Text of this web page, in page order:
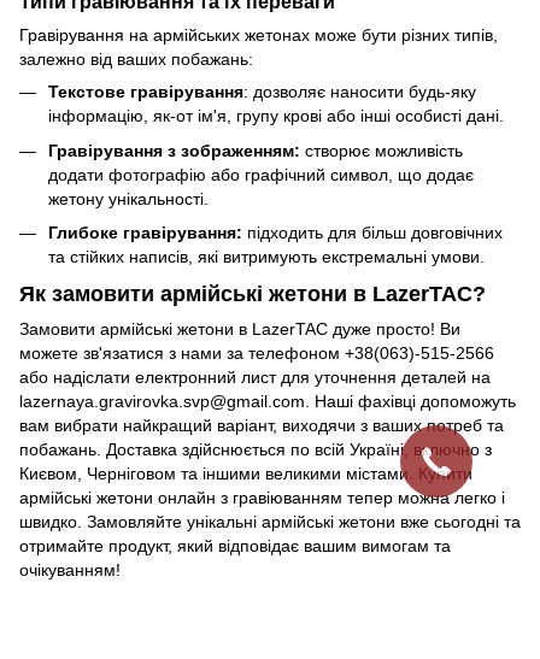
Гравірування на армійських жетонах може бути різних типів,
залежно від ваших побажань:
Текстове гравірування: дозволяє наносити будь-яку
інформацію, як-от ім'я, групу крові або інші особисті дані.
Гравірування з зображенням: створює можливість
додати фотографію або графічний символ, що додає
жетону унікальності.
Глибоке гравірування: підходить для більш довговічних
та стійких написів, які витримують екстремальні умови.
Як замовити армійські жетони в LazerTAC?
Замовити армійські жетони в LazerTAC дуже просто! Ви
можете зв'язатися з нами за телефоном +38(063)-515-2566
або надіслати електронний лист для уточнення деталей на
lazernaya.gravirovka.svp@gmail.com. Наші фахівці допоможуть
вам вибрати найкращий варіант, виходячи з ваших потреб та
побажань. Доставка здійснюється по всій Україні, включно з
Києвом, Черніговом та іншими великими містами. Купити
армійські жетони онлайн з гравіюванням тепер можна легко і
швидко. Замовляйте унікальні армійські жетони вже сьогодні та
отримайте продукт, який відповідає вашим вимогам та
очікуванням!